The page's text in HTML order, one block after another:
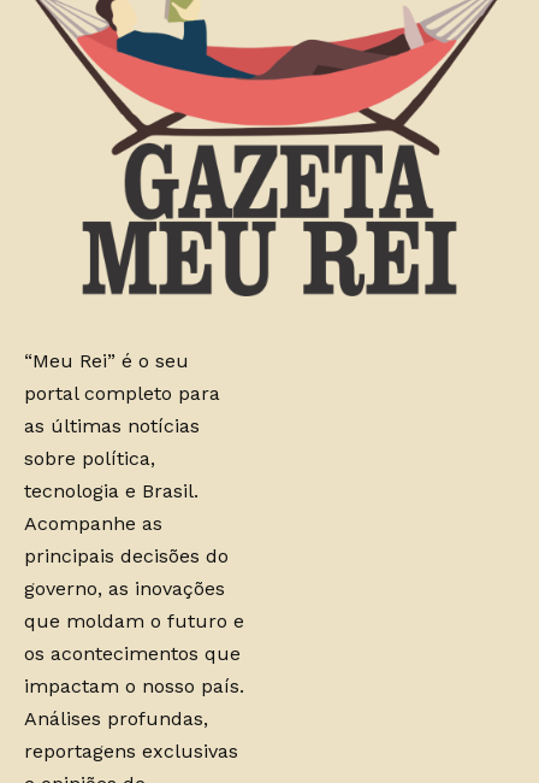
“Meu Rei” é o seu
portal completo para
as últimas notícias
sobre política,
tecnologia e Brasil.
Acompanhe as
principais decisões do
governo, as inovações
que moldam o futuro e
os acontecimentos que
impactam o nosso país.
Análises profundas,
reportagens exclusivas